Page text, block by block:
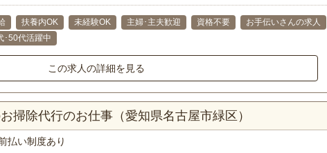
扶養内OK 未経験OK 主婦･主夫歓迎 資格不要 お手伝いさんの求人
･50代活躍中
この求人の詳細を見る
掃除代行のお仕事（愛知県名古屋市緑区）
払い制度あり